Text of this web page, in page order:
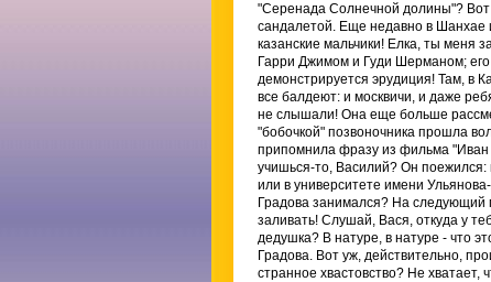
"Серенада Солнечной долины"? Вот
сандалетой. Еще недавно в Шанхае
казанские мальчики! Елка, ты меня
Гарри Джимом и Гуди Шерманом; его
демонстрируется эрудиция! Там, в
все балдеют: и москвичи, и даже
не слышали! Она еще больше
"бобочкой" позвоночника прошла
припомнила фразу из фильма "Иван
учишься-то, Василий? Он поежился:
или в университете имени
Градова занимался? На следующий
заливать! Слушай, Вася, откуда у
дедушка? В натуре, в натуре - что
Градова. Вот уж, действительно,
странное хвастовство? Не хватает,